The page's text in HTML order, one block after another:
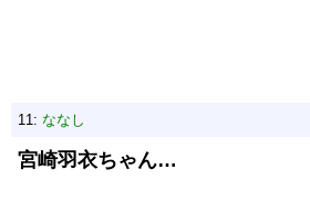
11: ななし
宮崎羽衣ちゃん…